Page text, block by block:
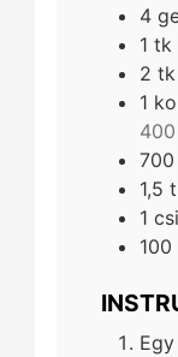
4
1 tk
2 tk
1
700
1,5
1
100